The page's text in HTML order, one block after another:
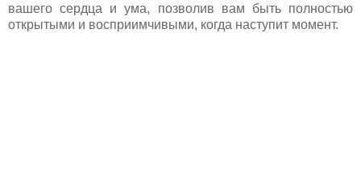
вашего сердца и ума, позволив вам быть полностью
открытыми и восприимчивыми, когда наступит момент.